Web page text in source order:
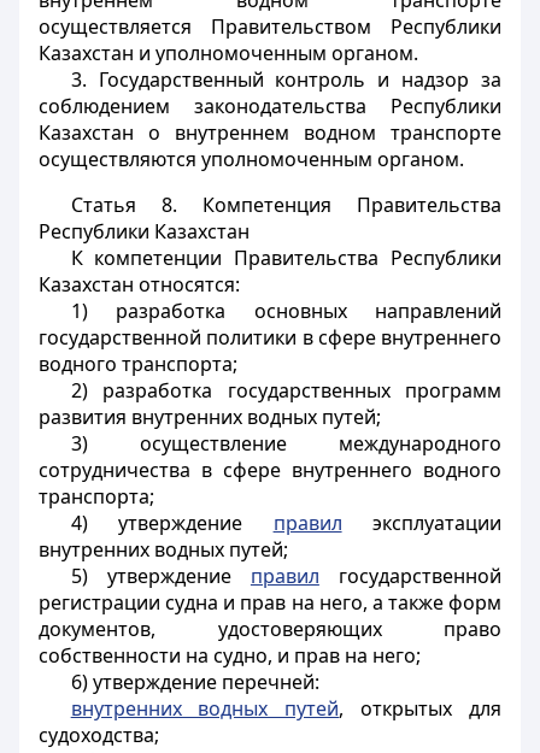
осуществляется Правительством Республики
Казахстан и уполномоченным органом.
3. Государственный контроль и надзор за
соблюдением законодательства Республики
Казахстан о внутреннем водном транспорте
осуществляются уполномоченным органом.
Статья 8. Компетенция Правительства
Республики Казахстан
К компетенции Правительства Республики
Казахстан относятся:
1) разработка основных направлений
государственной политики в сфере внутреннего
водного транспорта;
2) разработка государственных программ
развития внутренних водных путей;
3) осуществление международного
сотрудничества в сфере внутреннего водного
транспорта;
4) утверждение правил эксплуатации
внутренних водных путей;
5) утверждение правил государственной
регистрации судна и прав на него, а также форм
документов, удостоверяющих право
собственности на судно, и прав на него;
6) утверждение перечней:
внутренних водных путей, открытых для
судоходства;